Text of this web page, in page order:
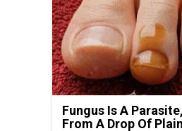
Fungus Is A
From A Drop Of